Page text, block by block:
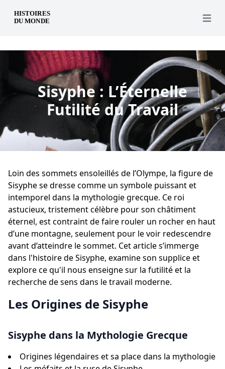
Open
Sisyphe : L’Éternelle
Futilité du Travail
Loin des sommets ensoleillés de l’Olympe, la figure de
Sisyphe se dresse comme un symbole puissant et
intemporel dans la mythologie grecque. Ce roi
astucieux, tristement célèbre pour son châtiment
éternel, est contraint de faire rouler un rocher en haut
d’une montagne, seulement pour le voir redescendre
avant d’atteindre le sommet. Cet article s’immerge
dans l'histoire de Sisyphe, examine son supplice et
explore ce qu'il nous enseigne sur la futilité et la
recherche de sens dans le travail moderne.
Les Origines de Sisyphe
Sisyphe dans la Mythologie Grecque
Origines légendaires et sa place dans la mythologie